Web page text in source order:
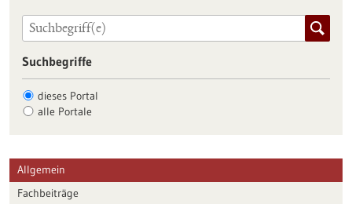
Suchbegriffe
dieses Portal
alle Portale
Allgemein
Fachbeiträge